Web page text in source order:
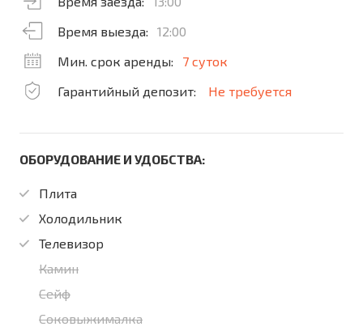
Время выезда:
12:00
Мин. срок аренды:
7 суток
Гарантийный депозит:
Не требуется
ОБОРУДОВАНИЕ И УДОБСТВА:
Плита
Холодильник
Телевизор
Камин
Сейф
Соковыжималка